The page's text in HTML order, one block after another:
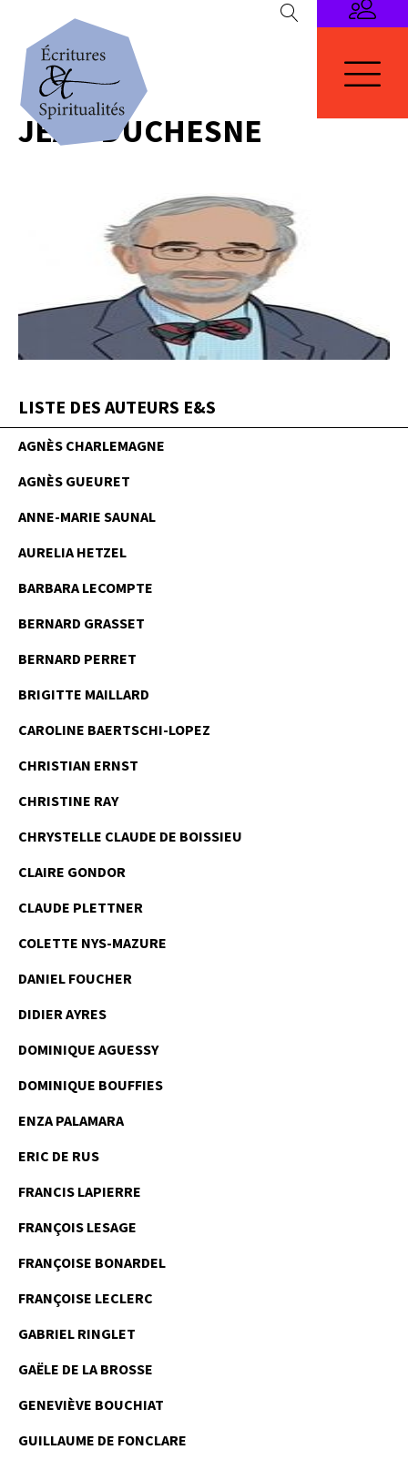
JEAN DUCHESNE
LISTE DES AUTEURS E&S
AGNÈS CHARLEMAGNE
AGNÈS GUEURET
ANNE-MARIE SAUNAL
AURELIA HETZEL
BARBARA LECOMPTE
BERNARD GRASSET
BERNARD PERRET
BRIGITTE MAILLARD
CAROLINE BAERTSCHI-LOPEZ
CHRISTIAN ERNST
CHRISTINE RAY
CHRYSTELLE CLAUDE DE BOISSIEU
CLAIRE GONDOR
CLAUDE PLETTNER
COLETTE NYS-MAZURE
DANIEL FOUCHER
DIDIER AYRES
DOMINIQUE AGUESSY
DOMINIQUE BOUFFIES
ENZA PALAMARA
ERIC DE RUS
FRANCIS LAPIERRE
FRANÇOIS LESAGE
FRANÇOISE BONARDEL
FRANÇOISE LECLERC
GABRIEL RINGLET
GAËLE DE LA BROSSE
GENEVIÈVE BOUCHIAT
GUILLAUME DE FONCLARE